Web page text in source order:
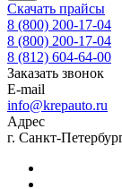
Скачать прайсы
8 (800) 200-17-04
8 (800) 200-17-04
8 (812) 604-64-00
Заказать звонок
E-mail
info@krepauto.ru
Адрес
г. Санкт-